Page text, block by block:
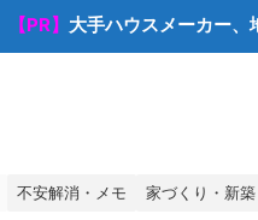
【PR】 大手ハウスメーカー、
不安解消・メモ 家づくり・新築